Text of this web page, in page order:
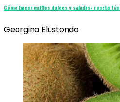
Cómo hacer waffles dulces y salados: receta
Georgina Elustondo